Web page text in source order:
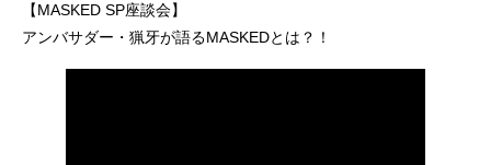
【MASKED SP座談会】
アンバサダー・猟牙が語るMASKEDとは？！